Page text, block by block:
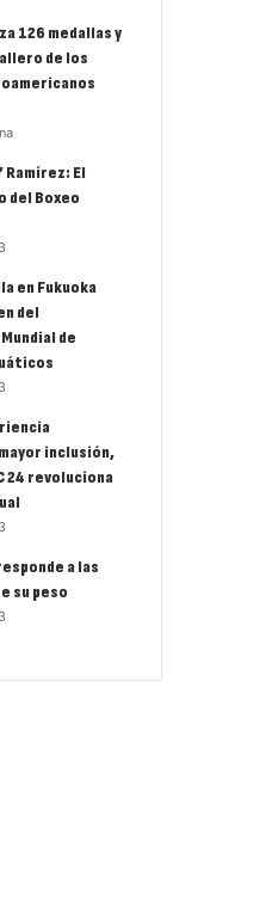
126 medallas y
de los
Ramírez: El
del Boxeo
en Fukuoka
del
de
inclusión,
24 revoluciona
a las
su peso